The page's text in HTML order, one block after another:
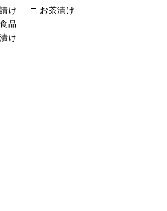
け
品
け
お茶漬け